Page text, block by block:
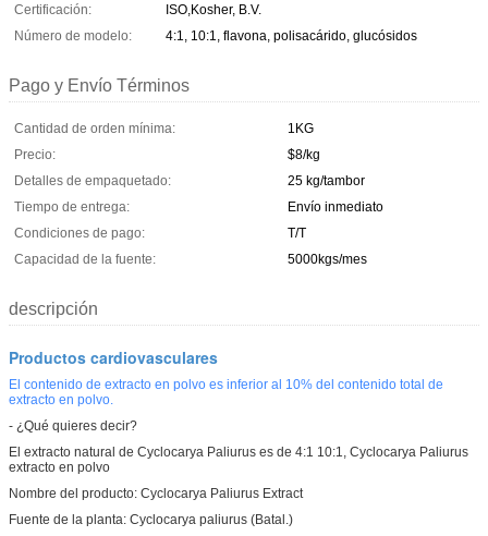
Certificación:
ISO,Kosher, B.V.
Número de modelo:
4:1, 10:1, flavona, polisacárido, glucósidos
Pago y Envío Términos
Cantidad de orden mínima:
1KG
Precio:
$8/kg
Detalles de empaquetado:
25 kg/tambor
Tiempo de entrega:
Envío inmediato
Condiciones de pago:
T/T
Capacidad de la fuente:
5000kgs/mes
descripción
Productos cardiovasculares
El contenido de extracto en polvo es inferior al 10% del contenido total de
extracto en polvo.
- ¿Qué quieres decir?
El extracto natural de Cyclocarya Paliurus es de 4:1 10:1, Cyclocarya Paliurus
extracto en polvo
Nombre del producto: Cyclocarya Paliurus Extract
Fuente de la planta: Cyclocarya paliurus (Batal.)